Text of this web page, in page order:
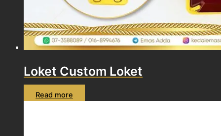
Loket Custom Loket
Read more